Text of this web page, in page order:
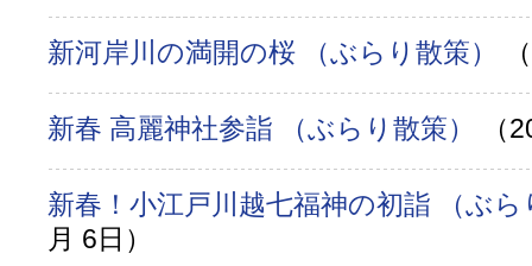
新河岸川の満開の桜 （ぶらり散策）
新春 高麗神社参詣 （ぶらり散策） （
新春！小江戸川越七福神の初詣 （ぶ
月 6日）